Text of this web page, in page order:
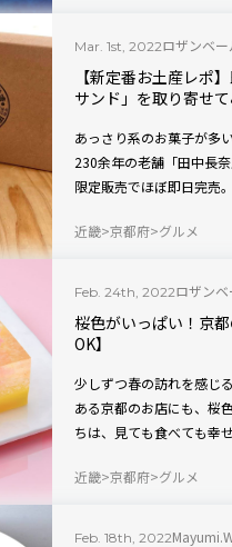
石黒アツシが、実際に
出汁ラーメン あさり」で
Mar. 1st, 2022ロザンベ
【新定番お土産レポ
サンド」を取り寄せ
あっさり系のお菓子が多
230余年の老舗「田中長
限定販売でほぼ即日完売
近畿 京都府 グルメ
Feb. 24th, 2022ロザン
桜色がいっぱい！京
OK】
少しずつ春の訪れを感じ
ある京都のお店にも、桜
ちは、見ても食べても幸
近畿 京都府 グルメ
Feb. 18th, 2022